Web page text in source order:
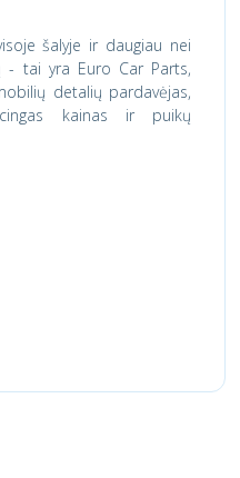
šalyje ir daugiau nei
- tai yra Euro Car Parts,
detalių pardavėjas,
kainas ir puikų